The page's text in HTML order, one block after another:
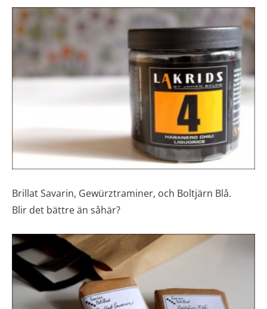
Brillat Savarin, Gewürztraminer, och Boltjärn Blå.
Blir det bättre än såhär?